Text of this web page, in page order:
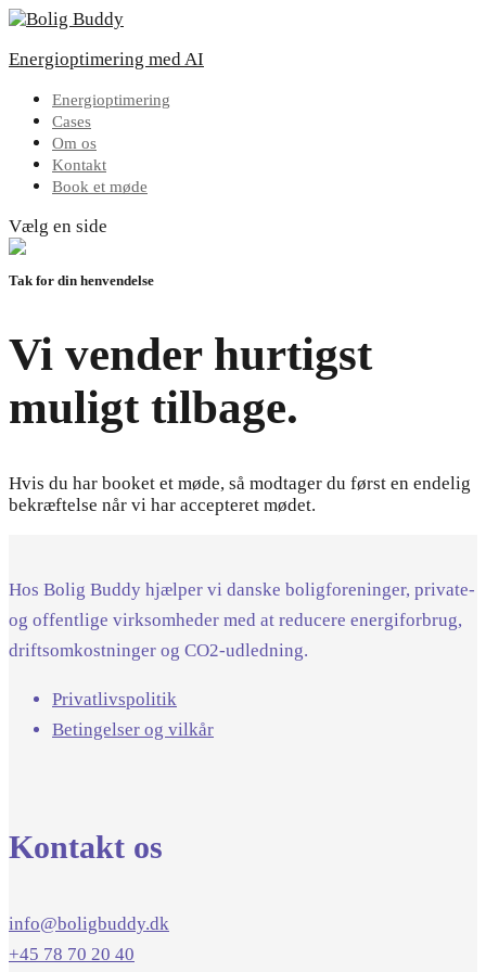
Energioptimering med AI
Energioptimering
Cases
Om os
Kontakt
Book et møde
Vælg en side
Tak for din henvendelse
Vi vender hurtigst
muligt tilbage.
Hvis du har booket et møde, så modtager du først en endelig
bekræftelse når vi har accepteret mødet.
Hos Bolig Buddy hjælper vi danske boligforeninger, private-
og offentlige virksomheder med at reducere energiforbrug,
driftsomkostninger og CO2-udledning.
Privatlivspolitik
Betingelser og vilkår
Kontakt os
info@boligbuddy.dk
+45 78 70 20 40